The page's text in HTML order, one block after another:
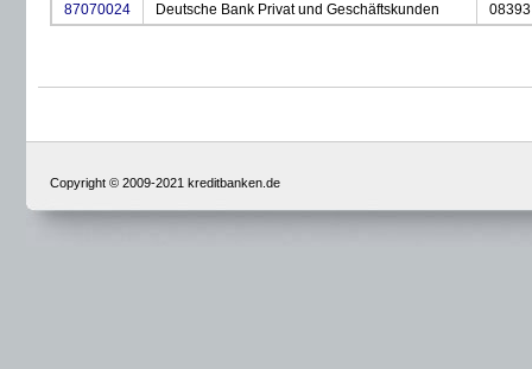
87070024
Deutsche Bank Privat und Geschäftskunden
Copyright © 2009-2021 kreditbanken.de